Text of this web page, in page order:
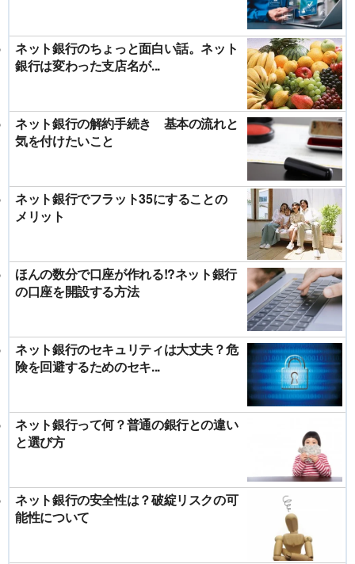
ネット銀行のちょっと面白い話。ネット
銀行は変わった支店名が...
ネット銀行の解約手続き 基本の流れと
気を付けたいこと
ネット銀行でフラット35にすることの
メリット
ほんの数分で口座が作れる!?ネット銀行
の口座を開設する方法
ネット銀行のセキュリティは大丈夫？危
険を回避するためのセキ...
ネット銀行って何？普通の銀行との違い
と選び方
ネット銀行の安全性は？破綻リスクの可
能性について